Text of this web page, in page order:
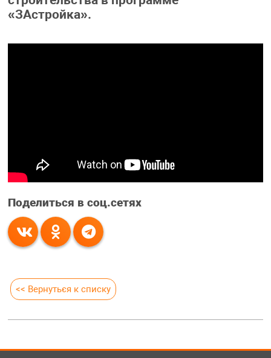
«ЗАстройка».
Поделиться в соц.сетях
<< Вернуться к списку